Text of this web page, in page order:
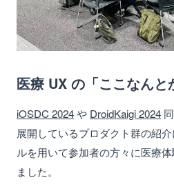
医療 UX の「ここなんと
iOSDC 2024や DroidKaigi 2024
展開しているプロダクト群の紹
ルを用いて参加者の方々に医療
ました。